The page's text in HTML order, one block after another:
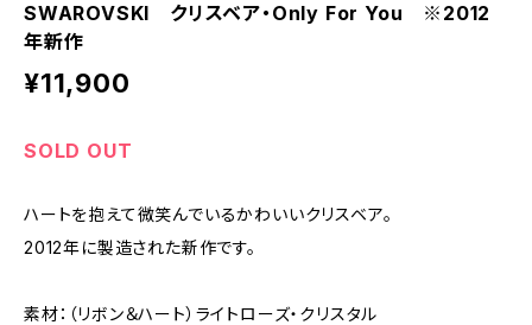
SWAROVSKI クリスベア・Only For You ※2012
年新作
¥11,900
SOLD OUT
ハートを抱えて微笑んでいるかわいいクリスベア。
2012年に製造された新作です。
素材：（リボン＆ハート）ライトローズ・クリスタル